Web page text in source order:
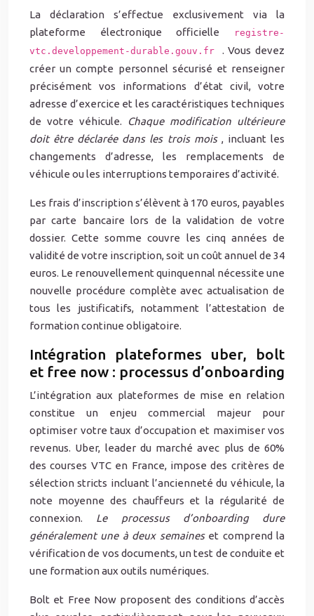
La déclaration s’effectue exclusivement via la
plateforme électronique officielle
registre-
vtc.developpement-durable.gouv.fr . Vous devez
créer un compte personnel sécurisé et renseigner
précisément vos informations d’état civil, votre
adresse d’exercice et les caractéristiques techniques
de votre véhicule.
Chaque modification ultérieure
doit être déclarée dans les trois mois , incluant les
changements d’adresse, les remplacements de
véhicule ou les interruptions temporaires d’activité.
Les frais d’inscription s’élèvent à 170 euros, payables
par carte bancaire lors de la validation de votre
dossier. Cette somme couvre les cinq années de
validité de votre inscription, soit un coût annuel de 34
euros. Le renouvellement quinquennal nécessite une
nouvelle procédure complète avec actualisation de
tous les justificatifs, notamment l’attestation de
formation continue obligatoire.
Intégration plateformes uber, bolt
et free now : processus d’onboarding
L’intégration aux plateformes de mise en relation
constitue un enjeu commercial majeur pour
optimiser votre taux d’occupation et maximiser vos
revenus. Uber, leader du marché avec plus de 60%
des courses VTC en France, impose des critères de
sélection stricts incluant l’ancienneté du véhicule, la
note moyenne des chauffeurs et la régularité de
connexion. Le processus d’onboarding dure
généralement une à deux semaines et comprend la
vérification de vos documents, un test de conduite et
une formation aux outils numériques.
Bolt et Free Now proposent des conditions d’accès